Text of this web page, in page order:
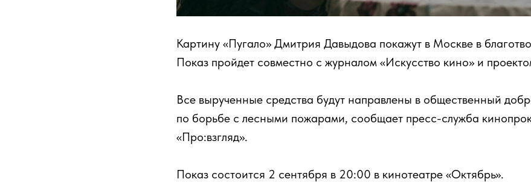
Картину «Пугало» Дмитрия Давыдова покажут в Москве в
Показ пройдет совместно с журналом «Искусство кино» и
Все вырученные средства будут направлены в общественный
по борьбе с лесными пожарами, сообщает пресс-служба
«Про:взгляд».
Показ состоится 2 сентября в 20:00 в кинотеатре «Октябрь».